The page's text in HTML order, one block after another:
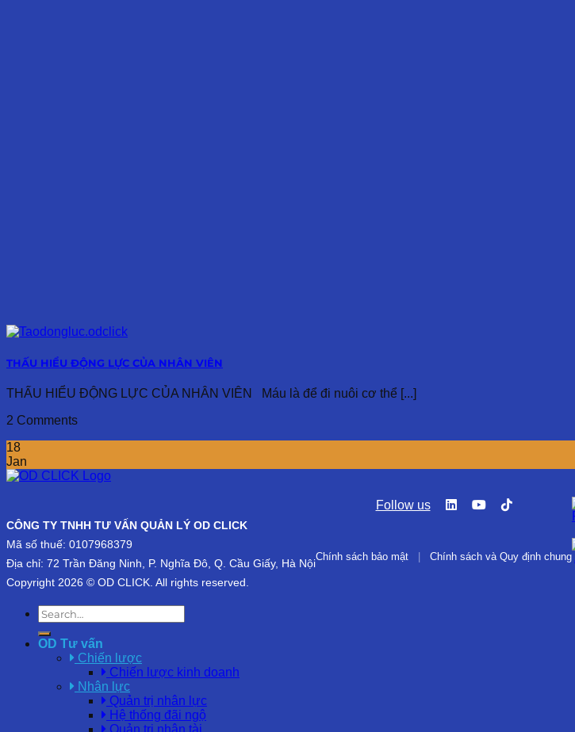
THẤU HIỂU ĐỘNG LỰC CỦA NHÂN VIÊN
THẤU HIỂU ĐỘNG LỰC CỦA NHÂN VIÊN Máu là để đi nuôi cơ thể [...]
2 Comments
18
Jan
CÔNG TY TNHH TƯ VẤN QUẢN LÝ OD CLICK
Mã số thuế: 0107968379
Địa chỉ: 72 Trần Đăng Ninh, P. Nghĩa Đô, Q. Cầu Giấy, Hà Nội
Copyright 2026 © OD CLICK. All rights reserved.
Follow us
Chính sách bảo mật Chính sách và Quy định chung
OD Tư vấn
Chiến lược
Chiến lược kinh doanh
Nhân lực
Quản trị nhân lực
Hệ thống đãi ngộ
Quản trị nhân tài